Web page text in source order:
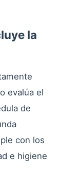
la
evalúa el
de
con los
e higiene